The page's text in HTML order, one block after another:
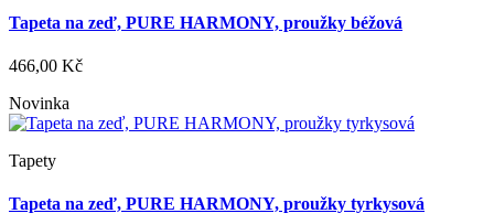
Tapeta na zeď, PURE HARMONY, proužky béžová
466,00 Kč
Novinka
Tapety
Tapeta na zeď, PURE HARMONY, proužky tyrkysová